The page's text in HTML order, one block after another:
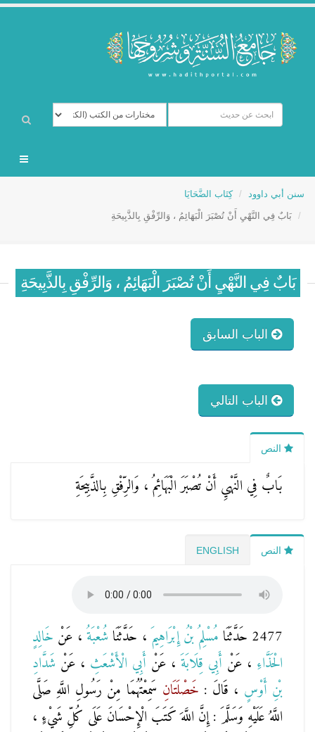
سنن أبي داوود كِتَاب الضَّحَايَا
بَابٌ فِي النَّهْيِ أَنْ تُصْبَرَ الْبَهَائِمُ ، وَالرِّفْقِ بِالذَّبِيحَةِ
بَابٌ فِي النَّهْيِ أَنْ تُصْبَرَ الْبَهَائِمُ ، وَالرِّفْقِ بِالذَّبِيحَةِ
الباب السابق
الباب التالي
النص
بَابٌ فِي النَّهْيِ أَنْ تُصْبَرَ الْبَهَائِمُ ، وَالرِّفْقِ بِالذَّبِيحَةِ
النص ENGLISH
2477 حَدَّثَنَا مُسْلِمُ بْنُ إِبْرَاهِيمَ ، حَدَّثَنَا شُعْبَةُ ، عَنْ خَالِدٍ
الْحَذَّاءِ ، عَنْ أَبِي قِلَابَةَ ، عَنْ أَبِي الْأَشْعَثِ ، عَنْ شَدَّادِ
بْنِ أَوْسٍ ، قَالَ : خَصْلَتَانِ سَمِعْتُهُمَا مِنْ رَسُولِ اللَّهِ صَلَّى
اللَّهُ عَلَيْهِ وَسَلَّمَ : إِنَّ اللَّهَ كَتَبَ الْإِحْسَانَ عَلَى كُلِّ شَيْءٍ ،